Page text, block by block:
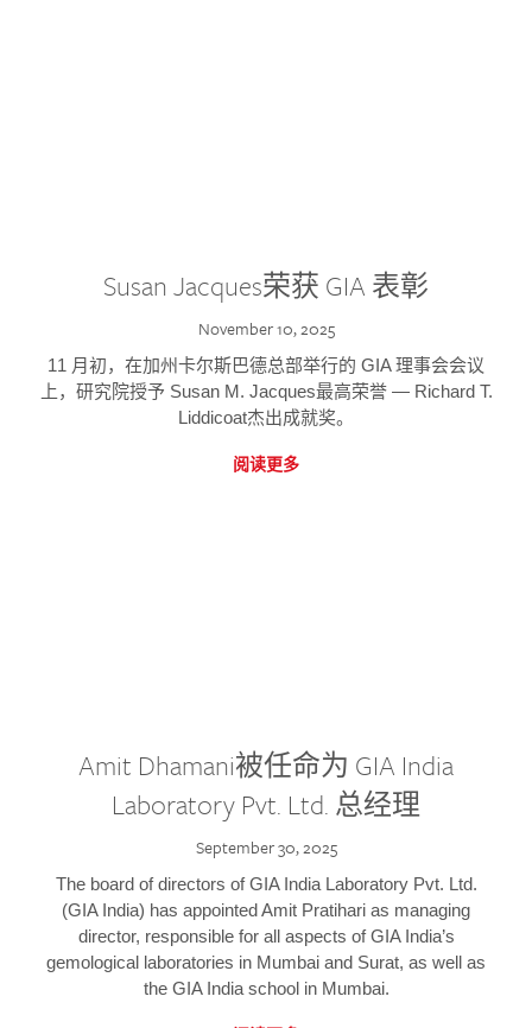
Susan Jacques荣获 GIA 表彰
November 10, 2025
11 月初，在加州卡尔斯巴德总部举行的 GIA 理事会会议
上，研究院授予 Susan M. Jacques最高荣誉 — Richard T.
Liddicoat杰出成就奖。
阅读更多
Amit Dhamani被任命为 GIA India
Laboratory Pvt. Ltd. 总经理
September 30, 2025
The board of directors of GIA India Laboratory Pvt. Ltd.
(GIA India) has appointed Amit Pratihari as managing
director, responsible for all aspects of GIA India’s
gemological laboratories in Mumbai and Surat, as well as
the GIA India school in Mumbai.